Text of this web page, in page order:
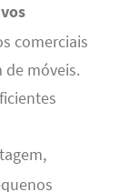
comerciais
móveis.